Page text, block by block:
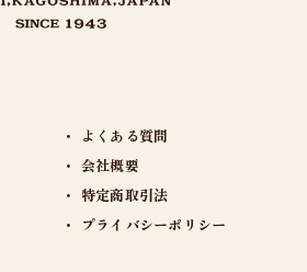
よくある質問
会社概要
特定商取引法
プライバシーポリシー